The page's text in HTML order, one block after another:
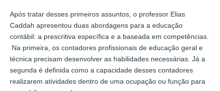
Após tratar desses primeiros assuntos, o professor Elias
Caddah apresentou duas abordagens para a educação
contábil: a prescritiva específica e a baseada em competências.
Na primeira, os contadores profissionais de educação geral e
técnica precisam desenvolver as habilidades necessárias. Já a
segunda é definida como a capacidade desses contadores
realizarem atividades dentro de uma ocupação ou função para